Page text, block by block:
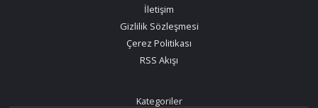
İletişim
Gizlilik Sözleşmesi
Çerez Politikası
RSS Akışı
Kategoriler